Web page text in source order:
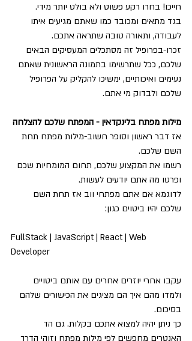
חייכו! בחרו רקע פשוט ולא בולט יותר מידי.
בגד מתאים ומכובד כמו שאתם מגיעים איתו
לעבודה, ותאורה טובה שתראה אתכם.
זכרו-בפרופיל זה מסתכלים המעסיקים הבאים
שלכם, ככל שתרשימו בתמונה הראשונית שאתם
נעימים ואיכותיים, ימשיכו להקליק על הפרופיל
שלכם ולבדוק מי אתם.
מילות מפתח בלינקדאין - המפתח שלכם להצלחה
אז דבר ראשון וסופר חשוב-מילות מפתח תחת
השם שלכם.
רשמו את המקצוע שלכם, תחום המומחיות שכם
ופרטו מה אתם יודעים לעשות.
לדוגמא אם אתם מפתחי ווב אז תחת השם
שלכם יהיו ביטוים כגון:
FullStack | JavaScript | React | Web
Developer
עקבו אחרי יוזרים אחרים עם אותם ביטויים
ולמדו מהם איך הם מציגים את הכישורים שלהם
בסיכום.
כך ניתן יהיה למצוא אתכם בקלות. גם הד
האנטרים מחפשים לפי מילות מפתח וזוהי הדרך